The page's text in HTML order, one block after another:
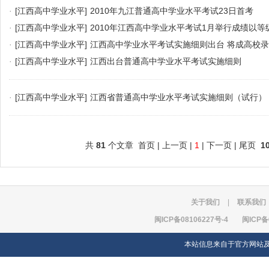
· [江西高中学业水平] 2010年九江普通高中学业水平考试23日首考
· [江西高中学业水平] 2010年江西高中学业水平考试1月举行成绩以等
· [江西高中学业水平] 江西高中学业水平考试实施细则出台 将成高校
· [江西高中学业水平] 江西出台普通高中学业水平考试实施细则
· [江西高中学业水平] 江西省普通高中学业水平考试实施细则（试行）
共 81 个文章 首页 | 上一页 | 1 | 下一页 | 尾页
关于我们 联系我们
闽ICP备08106227号-4 闽ICP
本站信息来自于官方网站